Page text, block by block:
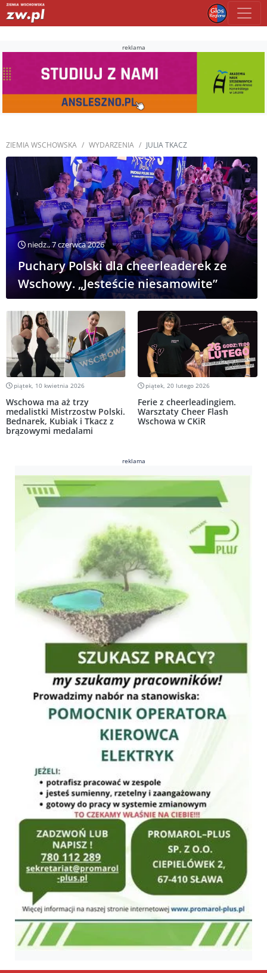
reklama
ZIEMIA WSCHOWSKA WYDARZENIA JULIA TKACZ
niedz., 7 czerwca 2026
Puchary Polski dla cheerleaderek ze
Wschowy. „Jesteście niesamowite”
piątek, 10 kwietnia 2026
Wschowa ma aż trzy
medalistki Mistrzostw Polski.
Bednarek, Kubiak i Tkacz z
brązowymi medalami
piątek, 20 lutego 2026
Ferie z cheerleadingiem.
Warsztaty Cheer Flash
Wschowa w CKiR
reklama